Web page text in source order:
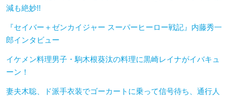
減も絶妙!!
『セイバー＋ゼンカイジャー スーパーヒーロー戦記』内藤秀一
郎インタビュー
イケメン料理男子・駒木根葵汰の料理に黒崎レイナがイバキュ
ーン！
妻夫木聡、ド派手衣装でゴーカートに乗って信号待ち、通行人